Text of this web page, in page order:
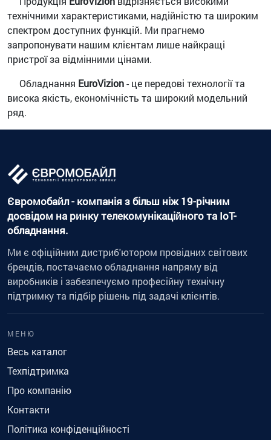
технічними характеристиками, надійністю та широким
спектром доступних функцій. Ми прагнемо
запропонувати нашим клієнтам лише найкращі
пристрої за відмінними цінами.
Обладнання EuroVizion- це передові технології та
висока якість, економічність та широкий модельний
ряд.
Євромобайл - компанія з більш ніж 19-річним
досвідом на ринку телекомунікаційного та IoT-
обладнання.
Ми є офіційним дистриб'ютором провідних світових
брендів, постачаємо обладнання напряму від
виробників і забезпечуємо професійну технічну
підтримку та підбір рішень під задачі клієнтів.
МЕНЮ
Весь каталог
Техпідтримка
Про компанію
Контакти
Політика конфіденційності